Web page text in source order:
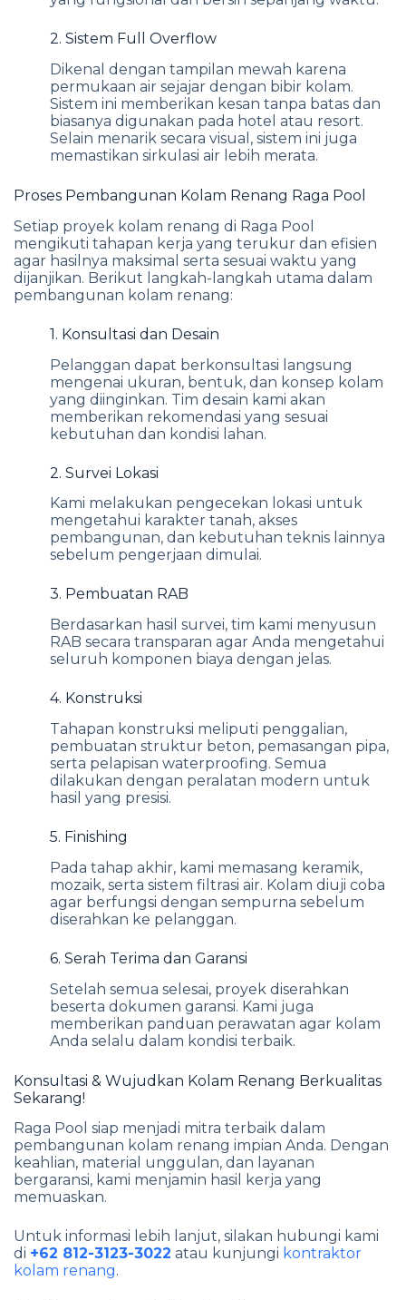
2. Sistem Full Overflow
Dikenal dengan tampilan mewah karena
permukaan air sejajar dengan bibir kolam.
Sistem ini memberikan kesan tanpa batas dan
biasanya digunakan pada hotel atau resort.
Selain menarik secara visual, sistem ini juga
memastikan sirkulasi air lebih merata.
Proses Pembangunan Kolam Renang Raga Pool
Setiap proyek kolam renang di Raga Pool
mengikuti tahapan kerja yang terukur dan efisien
agar hasilnya maksimal serta sesuai waktu yang
dijanjikan. Berikut langkah-langkah utama dalam
pembangunan kolam renang:
1. Konsultasi dan Desain
Pelanggan dapat berkonsultasi langsung
mengenai ukuran, bentuk, dan konsep kolam
yang diinginkan. Tim desain kami akan
memberikan rekomendasi yang sesuai
kebutuhan dan kondisi lahan.
2. Survei Lokasi
Kami melakukan pengecekan lokasi untuk
mengetahui karakter tanah, akses
pembangunan, dan kebutuhan teknis lainnya
sebelum pengerjaan dimulai.
3. Pembuatan RAB
Berdasarkan hasil survei, tim kami menyusun
RAB secara transparan agar Anda mengetahui
seluruh komponen biaya dengan jelas.
4. Konstruksi
Tahapan konstruksi meliputi penggalian,
pembuatan struktur beton, pemasangan pipa,
serta pelapisan waterproofing. Semua
dilakukan dengan peralatan modern untuk
hasil yang presisi.
5. Finishing
Pada tahap akhir, kami memasang keramik,
mozaik, serta sistem filtrasi air. Kolam diuji coba
agar berfungsi dengan sempurna sebelum
diserahkan ke pelanggan.
6. Serah Terima dan Garansi
Setelah semua selesai, proyek diserahkan
beserta dokumen garansi. Kami juga
memberikan panduan perawatan agar kolam
Anda selalu dalam kondisi terbaik.
Konsultasi & Wujudkan Kolam Renang Berkualitas
Sekarang!
Raga Pool siap menjadi mitra terbaik dalam
pembangunan kolam renang impian Anda. Dengan
keahlian, material unggulan, dan layanan
bergaransi, kami menjamin hasil kerja yang
memuaskan.
Untuk informasi lebih lanjut, silakan hubungi kami
di +62 812-3123-3022 atau kunjungi kontraktor
kolam renang.